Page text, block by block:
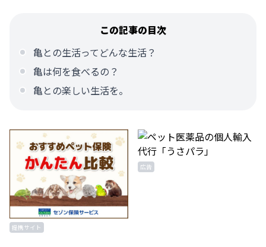
この記事の目次
亀との生活ってどんな生活？
亀は何を食べるの？
亀との楽しい生活を。
提携サイト
広告